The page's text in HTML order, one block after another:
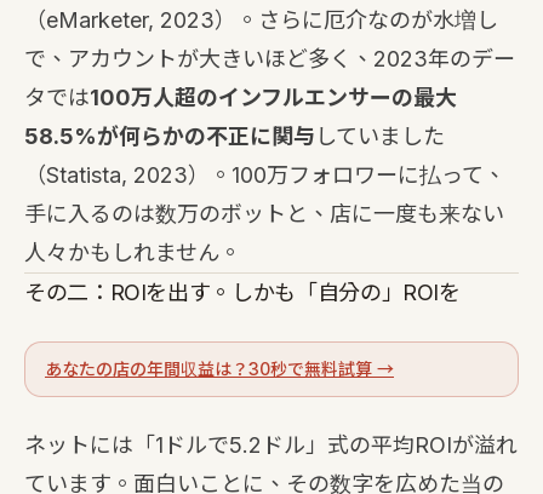
（eMarketer, 2023）。さらに厄介なのが水増し
で、アカウントが大きいほど多く、2023年のデー
タでは100万人超のインフルエンサーの最大
58.5%が何らかの不正に関与 していました
（Statista, 2023）。100万フォロワーに払って、
手に入るのは数万のボットと、店に一度も来ない
人々かもしれません。
その二：ROIを出す。しかも「自分の」ROIを
あなたの店の年間収益は？30秒で無料試算 →
ネットには「1ドルで5.2ドル」式の平均ROIが溢れ
ています。面白いことに、その数字を広めた当の